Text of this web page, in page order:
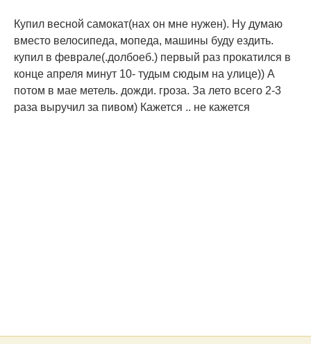
Купил весной самокат(нах он мне нужен). Ну думаю
вместо велосипеда, мопеда, машины буду ездить.
купил в феврале(.долбоеб.) первый раз прокатился в
конце апреля минут 10- тудым сюдым на улице)) А
потом в мае метель. дожди. гроза. За лето всего 2-3
раза выручил за пивом) Кажется .. не кажется